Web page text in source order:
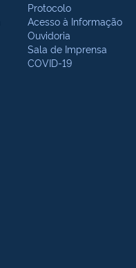
Protocolo
Acesso à Informação
Ouvidoria
Sala de Imprensa
COVID-19